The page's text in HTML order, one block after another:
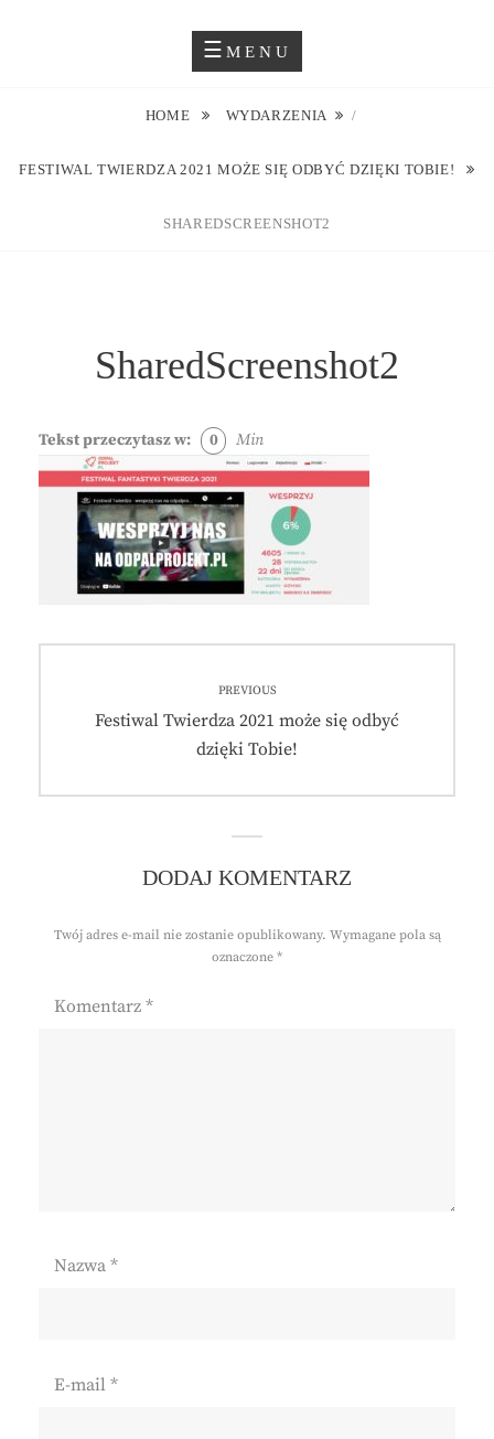
JUSTYNA EWA GROCHOWSKA
MENU
HOME WYDARZENIA /
FESTIWAL TWIERDZA 2021 MOŻE SIĘ ODBYĆ DZIĘKI TOBIE!
SHAREDSCREENSHOT2
SharedScreenshot2
Tekst przeczytasz w: 0 Min
wpisu
PREVIOUS
Previous
Festiwal Twierdza 2021 może się odbyć
dzięki Tobie!
DODAJ KOMENTARZ
Twój adres e-mail nie zostanie opublikowany. Wymagane pola są
oznaczone *
Komentarz *
Nazwa *
E-mail *